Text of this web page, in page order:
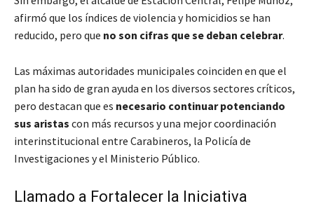
afirmó que los índices de violencia y homicidios se han
reducido, pero que no son cifras que se deban celebrar.
Las máximas autoridades municipales coinciden en que el
plan ha sido de gran ayuda en los diversos sectores críticos,
pero destacan que es necesario continuar potenciando
sus aristas con más recursos y una mejor coordinación
interinstitucional entre Carabineros, la Policía de
Investigaciones y el Ministerio Público.
Llamado a Fortalecer la Iniciativa